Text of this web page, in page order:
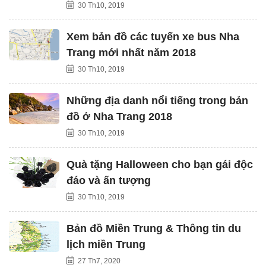
30 Th10, 2019
Xem bản đồ các tuyến xe bus Nha
Trang mới nhất năm 2018
30 Th10, 2019
Những địa danh nổi tiếng trong bản
đồ ở Nha Trang 2018
30 Th10, 2019
Quà tặng Halloween cho bạn gái độc
đáo và ấn tượng
30 Th10, 2019
Bản đồ Miền Trung & Thông tin du
lịch miền Trung
27 Th7, 2020